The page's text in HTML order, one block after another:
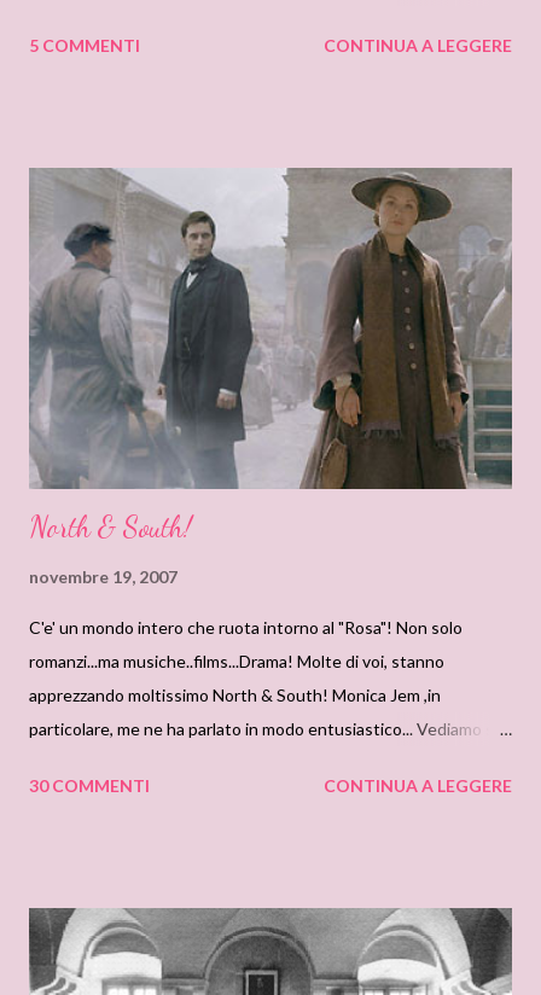
in campagna in una giornata di sole, per conoscerli tutti in un
Vorrei un appuntamento a tu per tu con il mio Bedwyn preferito,
a cavallo lungo la Rotten Row: sarei l’invidia di tutte! 21 (19%) 4)
Vorrei assistere a uno spericolato duello di spade combattuto
da qualcuno di quei “diavoli di Cynster” contro il fellone di
turno… 19 (17%) 5) Vorrei un solitario quarto d’ora su una
terrazza al chiaro di luna con il mio eroe preferito… 51 (47%)
Direttamente dalla scrivania di ...
5 COMMENTI CONTINUA A LEGGERE
North & South!
novembre 19, 2007
C'e' un mondo intero che ruota intorno al "Rosa"! Non solo
romanzi...ma musiche..films...Drama! Molte di voi, stanno
apprezzando moltissimo North & South! Monica Jem ,in
particolare, me ne ha parlato in modo entusiastico... Vediamo se
storia cosi "rosa!" NORTH & SOUTH Direttamente dalla
abbinare in modo eccellente: una fotografia mozzafiato, attori
bravissimi e adatti al ruolo, un adattamento storico curato fino al
30 COMMENTI CONTINUA A LEGGERE